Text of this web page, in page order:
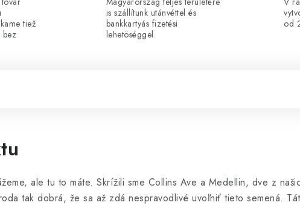
tiež
bez
is szállítunk utánvéttel és
bankkartyás fizetési
lehetöséggel.
od
ale tu to máte. Skrížili sme Collins Ave a Medellin, dve z
tak dobrá, že sa až zdá nespravodlivé uvoľniť tieto semená.